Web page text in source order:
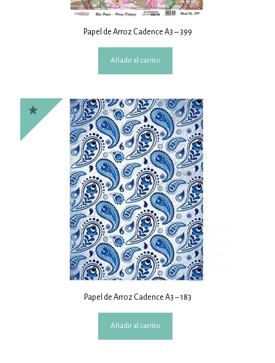
Papel de Arroz Cadence A3 – 399
Añadir al carrito
Papel de Arroz Cadence A3 – 183
Añadir al carrito